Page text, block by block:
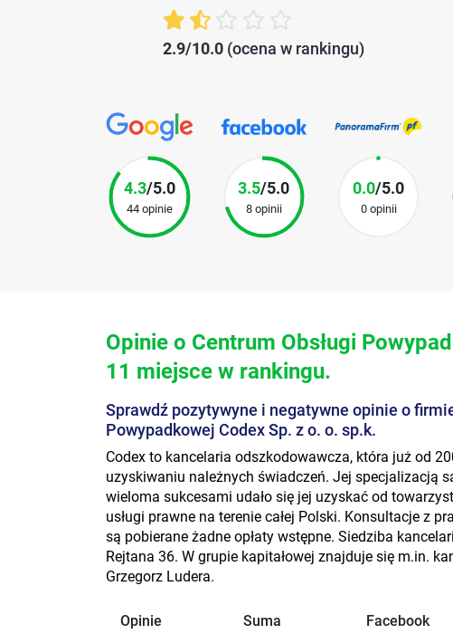
2.9/10.0 (ocena w rankingu)
4.3/5.0
44 opinie
3.5/5.0
8 opinii
0.0/5.0
0 opinii
Opinie o Centrum Obsługi
11 miejsce w rankingu.
Sprawdź pozytywyne i negatywne opinie o
Powypadkowej Codex Sp. z o. o. sp.k.
Codex to kancelaria odszkodowawcza, która już od
uzyskiwaniu należnych świadczeń. Jej specjalizacją
wieloma sukcesami udało się jej uzyskać od
usługi prawne na terenie całej Polski. Konsultacje z
są pobierane żadne opłaty wstępne. Siedziba
Rejtana 36. W grupie kapitałowej znajduje się m.in.
Grzegorz Ludera.
Opinie Suma Facebook